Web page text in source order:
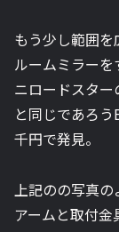
もう少し範囲
ルームミラーを
ニロードスタ
と同じであろ
千円で発見。
上記のの写真
アームと取付